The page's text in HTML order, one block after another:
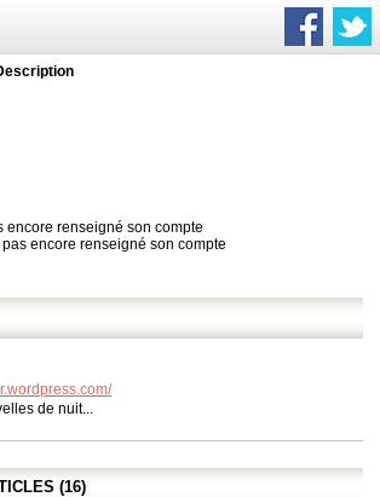
encore renseigné son compte
encore renseigné son compte
de nuit...
(16)